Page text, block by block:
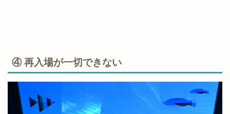
④ 再入場が一切できない